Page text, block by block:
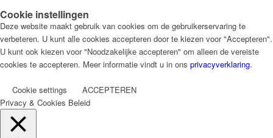
Cookie instellingen
Deze website maakt gebruik van cookies om de gebruikerservaring te
verbeteren. U kunt alle cookies accepteren door te kiezen voor "Accepteren".
U kunt ook kiezen voor "Noodzakelijke accepteren" om alleen de vereiste
cookies te accepteren. Meer informatie vindt u in ons privacyverklaring.
Cookie settings
ACCEPTEREN
Privacy & Cookies Beleid